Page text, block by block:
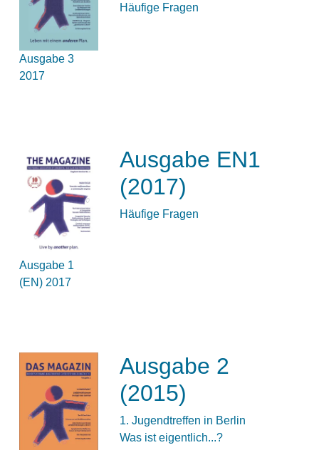
Ausgabe 3
2017
Häufige Fragen
Ausgabe 1
(EN) 2017
Ausgabe EN1
(2017)
Häufige Fragen
Ausgabe 2
(2015)
1. Jugendtreffen in Berlin
Was ist eigentlich...?